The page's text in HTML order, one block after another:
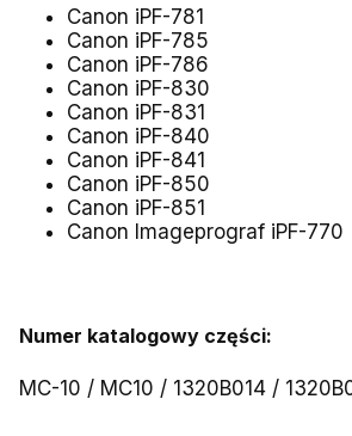
Canon iPF-781
Canon iPF-785
Canon iPF-786
Canon iPF-830
Canon iPF-831
Canon iPF-840
Canon iPF-841
Canon iPF-850
Canon iPF-851
Canon Imageprograf iPF-770
Numer katalogowy części:
MC-10 / MC10 / 1320B014 /